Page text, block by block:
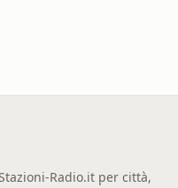
Radio.it per città,